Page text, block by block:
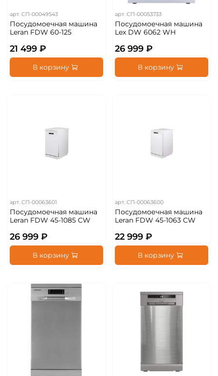
арт.СП-00049543
Посудомоечная машина
Leran FDW 60-125
21 499 ₽
В корзину
арт.СП-00053733
Посудомоечная машина
Lex DW 6062 WH
26 999 ₽
В корзину
арт.СП-00063601
Посудомоечная машина
Leran FDW 45-1085 CW
26 999 ₽
В корзину
арт.СП-00063600
Посудомоечная машина
Leran FDW 45-1063 CW
22 999 ₽
В корзину